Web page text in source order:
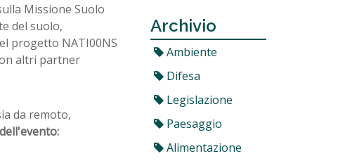
Missione Suolo
del suolo,
progetto NATI00NS
altri partner
da remoto,
Archivio
Ambiente
Difesa
Legislazione
Paesaggio
Alimentazione